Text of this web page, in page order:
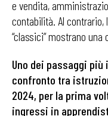
e vendita,
contabilità. Al
“classici” mostrano
Uno dei passaggi
confronto tra
2024, per la prima
ingressi in